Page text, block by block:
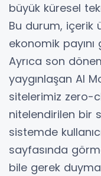
büyük küresel
Bu durum, içerik
ekonomik
Ayrıca son
yaygınlaşan AI
sitelerimiz zero-
nitelendirilen bir
sistemde
sayfasında
bile gerek